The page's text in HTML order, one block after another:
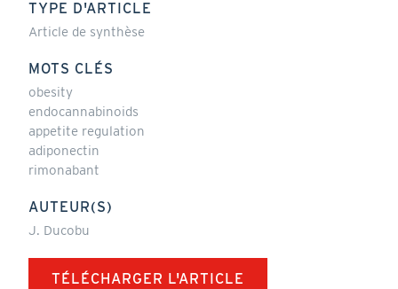
TYPE D'ARTICLE
Article de synthèse
MOTS CLÉS
obesity
endocannabinoids
appetite regulation
adiponectin
rimonabant
AUTEUR(S)
J. Ducobu
TÉLÉCHARGER L'ARTICLE